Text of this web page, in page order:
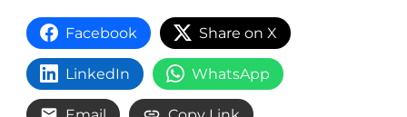
Facebook Share on X
LinkedIn WhatsApp